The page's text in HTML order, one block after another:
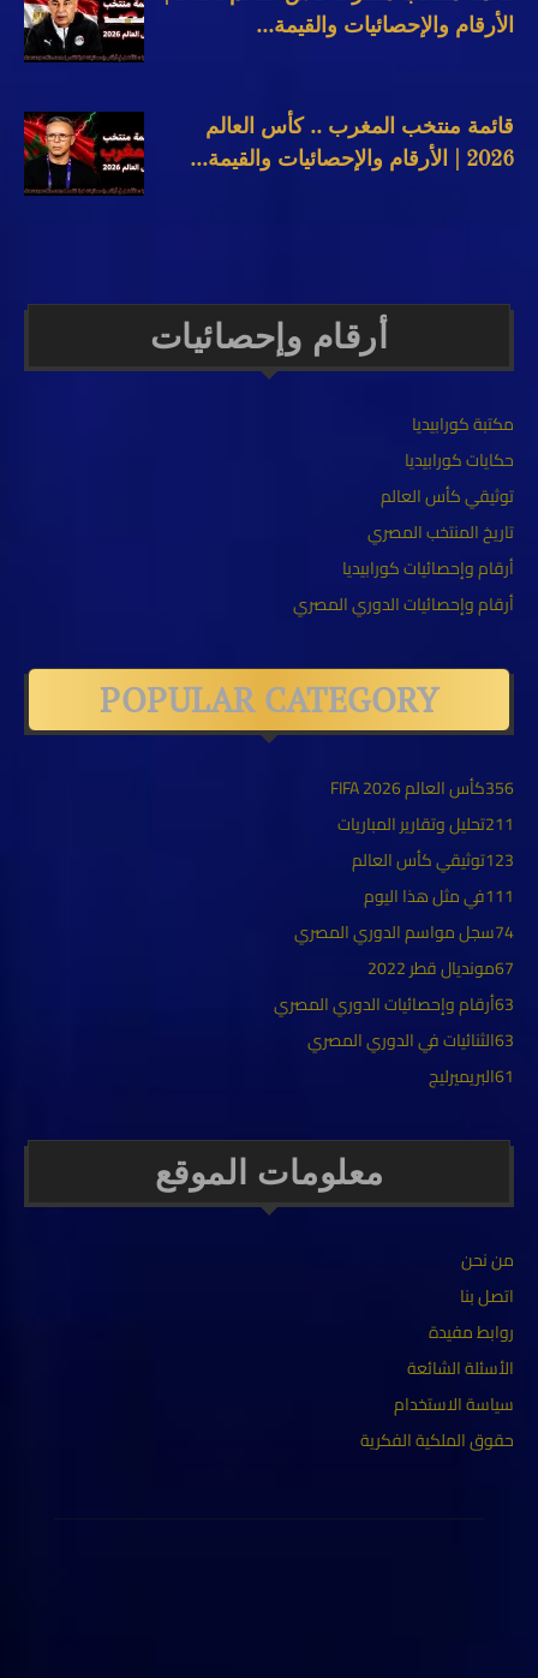
الأرقام والإحصائيات والقيمة...
قائمة منتخب المغرب .. كأس العالم
2026 | الأرقام والإحصائيات والقيمة...
أرقام وإحصائيات
مكتبة كورابيديا
حكايات كورابيديا
توثيقي كأس العالم
تاريخ المنتخب المصري
أرقام وإحصائيات كورابيديا
أرقام وإحصائيات الدوري المصري
POPULAR CATEGORY
كأس العالم FIFA 2026356
تحليل وتقارير المباريات211
توثيقي كأس العالم123
في مثل هذا اليوم111
سجل مواسم الدوري المصري74
مونديال قطر 202267
أرقام وإحصائيات الدوري المصري63
الثنائيات في الدوري المصري63
البريميرليج61
معلومات الموقع
من نحن
اتصل بنا
روابط مفيدة
الأسئلة الشائعة
سياسة الاستخدام
حقوق الملكية الفكرية